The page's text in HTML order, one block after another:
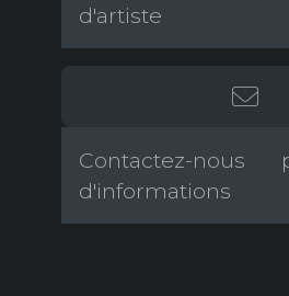
d'artiste
Contactez-
d'informations